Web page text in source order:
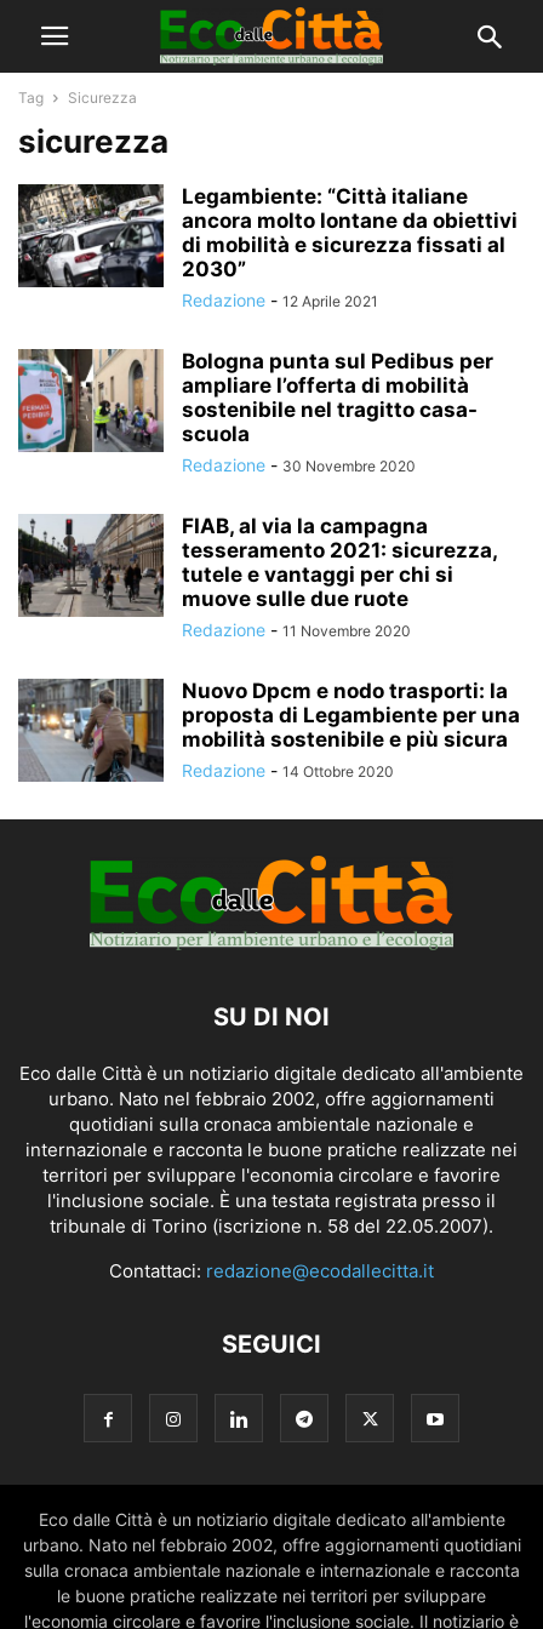
Tag Sicurezza
sicurezza
Legambiente: “Città italiane
ancora molto lontane da obiettivi
di mobilità e sicurezza fissati al
2030”
Redazione - 12 Aprile 2021
Bologna punta sul Pedibus per
ampliare l’offerta di mobilità
sostenibile nel tragitto casa-
scuola
Redazione - 30 Novembre 2020
FIAB, al via la campagna
tesseramento 2021: sicurezza,
tutele e vantaggi per chi si
muove sulle due ruote
Redazione - 11 Novembre 2020
Nuovo Dpcm e nodo trasporti: la
proposta di Legambiente per una
mobilità sostenibile e più sicura
Redazione - 14 Ottobre 2020
SU DI NOI
Eco dalle Città è un notiziario digitale dedicato all'ambiente
urbano. Nato nel febbraio 2002, offre aggiornamenti
quotidiani sulla cronaca ambientale nazionale e
internazionale e racconta le buone pratiche realizzate nei
territori per sviluppare l'economia circolare e favorire
l'inclusione sociale. È una testata registrata presso il
tribunale di Torino (iscrizione n. 58 del 22.05.2007).
Contattaci: redazione@ecodallecitta.it
SEGUICI
Eco dalle Città è un notiziario digitale dedicato all'ambiente
urbano. Nato nel febbraio 2002, offre aggiornamenti quotidiani
sulla cronaca ambientale nazionale e internazionale e racconta
le buone pratiche realizzate nei territori per sviluppare
l'economia circolare e favorire l'inclusione sociale. Il notiziario è